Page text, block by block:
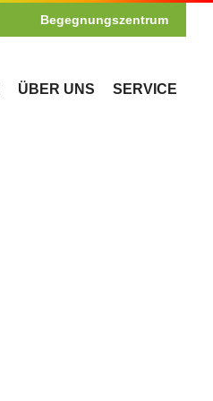
ÜBER UNS SERVICE
Begegnungszentrum